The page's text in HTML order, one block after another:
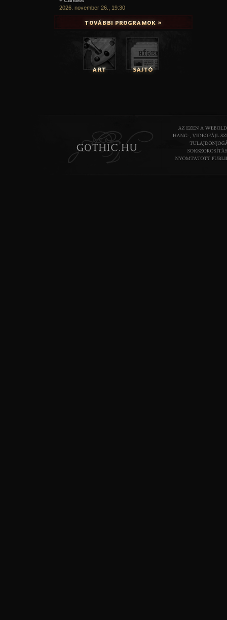
2026. november 26., 19:30